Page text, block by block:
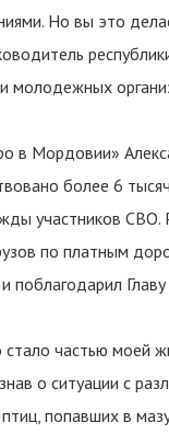
Но вы это
молодежных
в Мордовии»
более 6
участников СВО.
по платным
поблагодарил
частью моей
о ситуации с
попавших в